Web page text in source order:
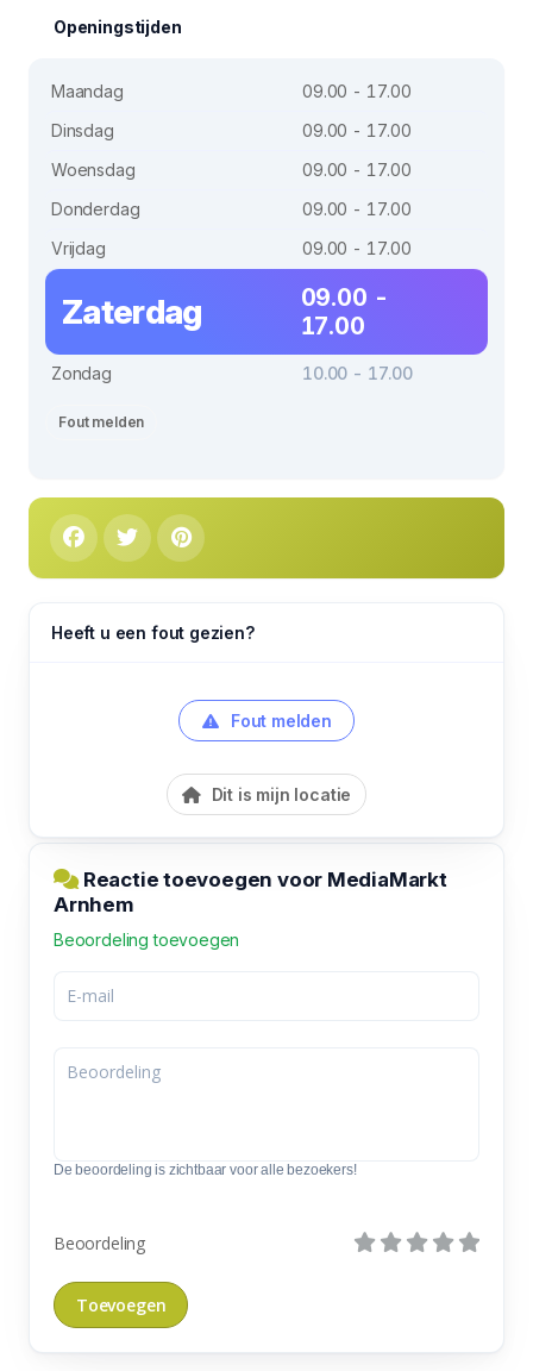
Openingstijden
Maandag
09.00 - 17.00
Dinsdag
09.00 - 17.00
Woensdag
09.00 - 17.00
Donderdag
09.00 - 17.00
Vrijdag
09.00 - 17.00
Zaterdag
09.00 -
17.00
Zondag 10.00 - 17.00
Fout melden
Heeft u een fout gezien?
Fout melden
Dit is mijn locatie
Reactie toevoegen voor MediaMarkt
Arnhem
Beoordeling toevoegen
De beoordeling is zichtbaar voor alle bezoekers!
Beoordeling